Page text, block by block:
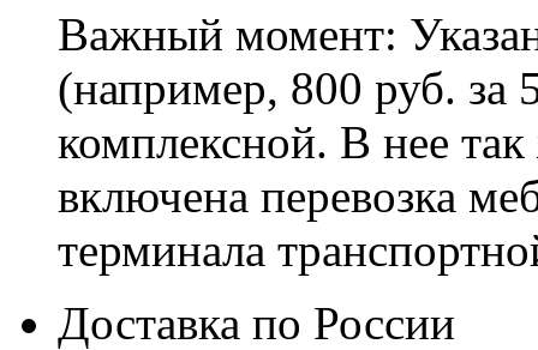
Важный момент:
(например, 800 руб. за
комплексной. В нее
включена перевозка
терминала
Доставка по России